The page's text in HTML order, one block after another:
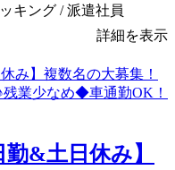
キング / 派遣社員
詳細を表示
勤&土日休み】